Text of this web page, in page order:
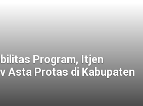
Program, Itjen
Asta Protas di Kabupaten